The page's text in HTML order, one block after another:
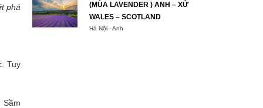
phá
Tuy
Sầm
(MÙA LAVENDER ) ANH – XỨ
WALES – SCOTLAND
Hà Nội - Anh